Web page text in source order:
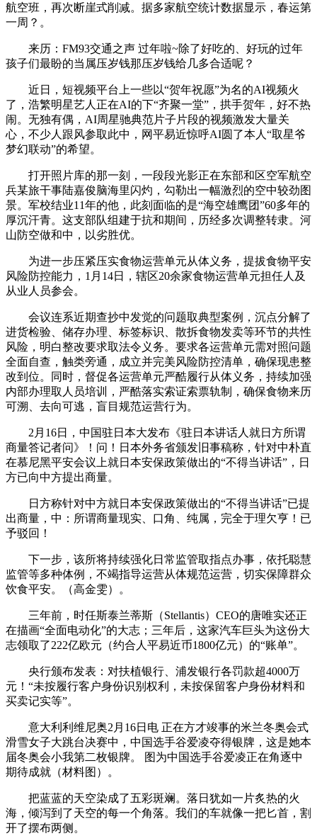
航空班，再次断崖式削减。据多家航空统计数据显示，春运第
一周？。
来历：FM93交通之声 过年啦~除了好吃的、好玩的过年
孩子们最盼的当属压岁钱那压岁钱给几多合适呢？
近日，短视频平台上一些以“贺年祝愿”为名的AI视频火
了，浩繁明星艺人正在AI的下“齐聚一堂”，拱手贺年，好不热
闹。无独有偶，AI周星驰典范片子片段的视频激发大量关
心，不少人跟风参取此中，网平易近惊呼AI圆了本人“取星爷
梦幻联动”的希望。
打开照片库的那一刻，一段段光影正在东部和区空军航空
兵某旅干事陆嘉俊脑海里闪灼，勾勒出一幅激烈的空中较劲图
景。军校结业11年的他，此刻面临的是“海空雄鹰团”60多年的
厚沉汗青。这支部队组建于抗和期间，历经多次调整转隶。河
山防空做和中，以劣胜优。
为进一步压紧压实食物运营单元从体义务，提拔食物平安
风险防控能力，1月14日，辖区20余家食物运营单元担任人及
从业人员参会。
会议连系近期查抄中发觉的问题取典型案例，沉点分解了
进货检验、储存办理、标签标识、散拆食物发卖等环节的共性
风险，明白整改要求取法令义务。要求各运营单元需对照问题
全面自查，触类旁通，成立并完美风险防控清单，确保现患整
改到位。同时，督促各运营单元严酷履行从体义务，持续加强
内部办理取人员培训，严酷落实索证索票轨制，确保食物来历
可溯、去向可逃，盲目规范运营行为。
2月16日，中国驻日本大发布《驻日本讲话人就日方所谓
商量答记者问》！问！日本外务省颁发旧事稿称，针对中朴直
在慕尼黑平安会议上就日本安保政策做出的“不得当讲话”，日
方已向中方提出商量。
日方称针对中方就日本安保政策做出的“不得当讲话”已提
出商量，中：所谓商量现实、口角、纯属，完全于理欠亨！已
予驳回！
下一步，该所将持续强化日常监管取指点办事，依托聪慧
监管等多种体例，不竭指导运营从体规范运营，切实保障群众
饮食平安。（高金雯）。
三年前，时任斯泰兰蒂斯（Stellantis）CEO的唐唯实还正
在描画“全面电动化”的大志；三年后，这家汽车巨头为这份大
志领取了222亿欧元（约合人平易近币1800亿元）的“账单”。
央行颁布发表：对扶植银行、浦发银行各罚款超4000万
元！“未按履行客户身份识别权利，未按保留客户身份材料和
买卖记实等”。
意大利利维尼奥2月16日电 正在方才竣事的米兰冬奥会式
滑雪女子大跳台决赛中，中国选手谷爱凌夺得银牌，这是她本
届冬奥会小我第二枚银牌。 图为中国选手谷爱凌正在角逐中
期待成就（材料图）。
把蓝蓝的天空染成了五彩斑斓。落日犹如一片炙热的火
海，倾泻到了天空的每一个角落。我们的车就像一把匕首，割
开了摆布两侧。